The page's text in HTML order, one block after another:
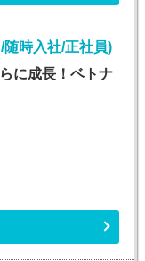
時入社/正社員)
に成長！ベトナ